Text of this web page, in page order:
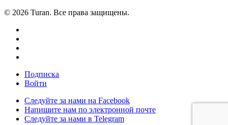
© 2026 Turan. Все права защищены.
Подписка
Войти
Следуйте за нами на Facebook
Напишите нам по электронной почте
Следуйте за нами в Telegram